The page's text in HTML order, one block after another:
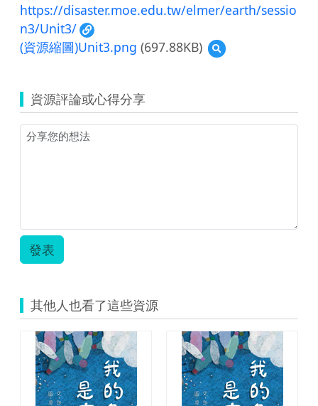
https://disaster.moe.edu.tw/elmer/earth/sessio
n3/Unit3/
(資源縮圖)Unit3.png (697.88KB)
預
覽
圖)Unit3.png
資源評論或心得分享
發表
其他人也看了這些資源